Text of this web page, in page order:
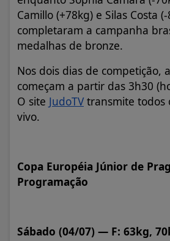
Camillo (+78kg) e Silas Costa
completaram a campanha
medalhas de bronze.
Nos dois dias de competição,
começam a partir das 3h30
O site JudoTVtransmite todos
vivo.
Copa Européia Júnior de
Programação
Sábado (04/07) — F: 63kg,